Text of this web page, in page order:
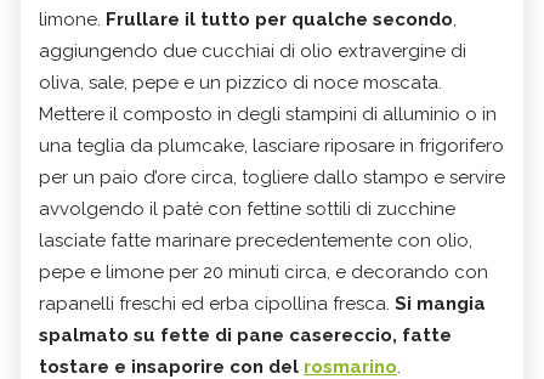
limone. Frullare il tutto per qualche secondo,
aggiungendo due cucchiai di olio extravergine di
oliva, sale, pepe e un pizzico di noce moscata.
Mettere il composto in degli stampini di alluminio o in
una teglia da plumcake, lasciare riposare in frigorifero
per un paio d’ore circa, togliere dallo stampo e servire
avvolgendo il patè con fettine sottili di zucchine
lasciate fatte marinare precedentemente con olio,
pepe e limone per 20 minuti circa, e decorando con
rapanelli freschi ed erba cipollina fresca. Si mangia
spalmato su fette di pane casereccio, fatte
tostare e insaporire con del rosmarino.